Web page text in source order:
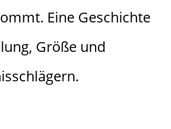
Eine Geschichte
Größe und